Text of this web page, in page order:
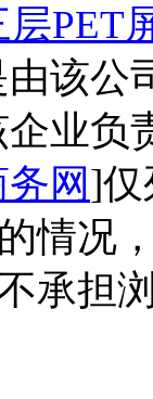
层PET
该公
业负
网]仅
情况
承担